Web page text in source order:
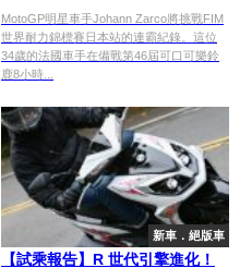
MotoGP明星車手Johann Zarco將挑戰FIM
世界耐力錦標賽日本站的連霸紀錄。這位
34歲的法國車手在備戰第46屆可口可樂鈴
鹿8小時...
新車．絕版車
【試乘報告】R 世代引擎進化！